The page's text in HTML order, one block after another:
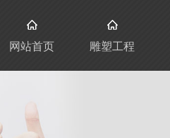
网站首页 雕塑工程